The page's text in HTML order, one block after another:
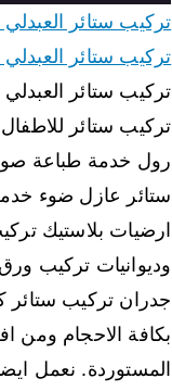
تركيب ستائر
تركيب ستائر
تركيب ستائر
رول خدمة طباعة
ستائر عازل ضوء
ارضيات بلاستيك
وديوانيات تركيب
جدران تركيب ستائر
بكافة الاحجام ومن
المستوردة. نعمل